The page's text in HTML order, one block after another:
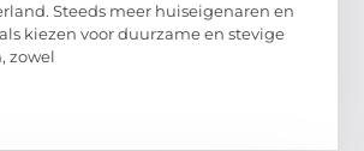
Steeds meer huiseigenaren en
kiezen voor duurzame en stevige
zowel